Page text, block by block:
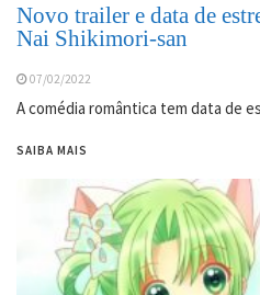
Novo trailer e data de
Nai Shikimori-san
07/02/2022
A comédia romântica tem data de
SAIBA MAIS